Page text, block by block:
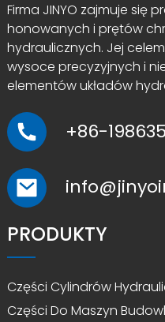
Firma JINYO zajmuje się
honowanych i prętów
hydraulicznych. Jej
wysoce precyzyjnych i
elementów układów
+86-
PRODUKTY
Części Cylindrów
Części Do Maszyn